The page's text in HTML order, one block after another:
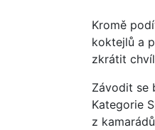
Kromě
koktejlů a
zkrátit
Závodit se
Kategorie
z